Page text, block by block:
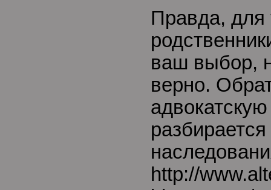
Правда, для
ваш выбор,
верно.
http://